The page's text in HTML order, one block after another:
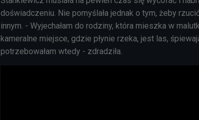
doświadczeniu. Nie pomyślała jednak o tym, żeby
innym. - Wyjechałam do rodziny, która mieszka w
kameralne miejsce, gdzie płynie rzeka, jest las,
potrzebowałam wtedy - zdradziła.